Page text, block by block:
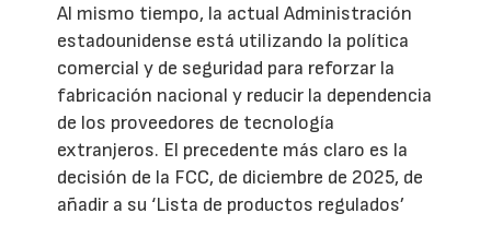
Al mismo tiempo, la actual Administración
estadounidense está utilizando la política
comercial y de seguridad para reforzar la
fabricación nacional y reducir la dependencia
de los proveedores de tecnología
extranjeros. El precedente más claro es la
decisión de la FCC, de diciembre de 2025, de
añadir a su ‘Lista de productos regulados’